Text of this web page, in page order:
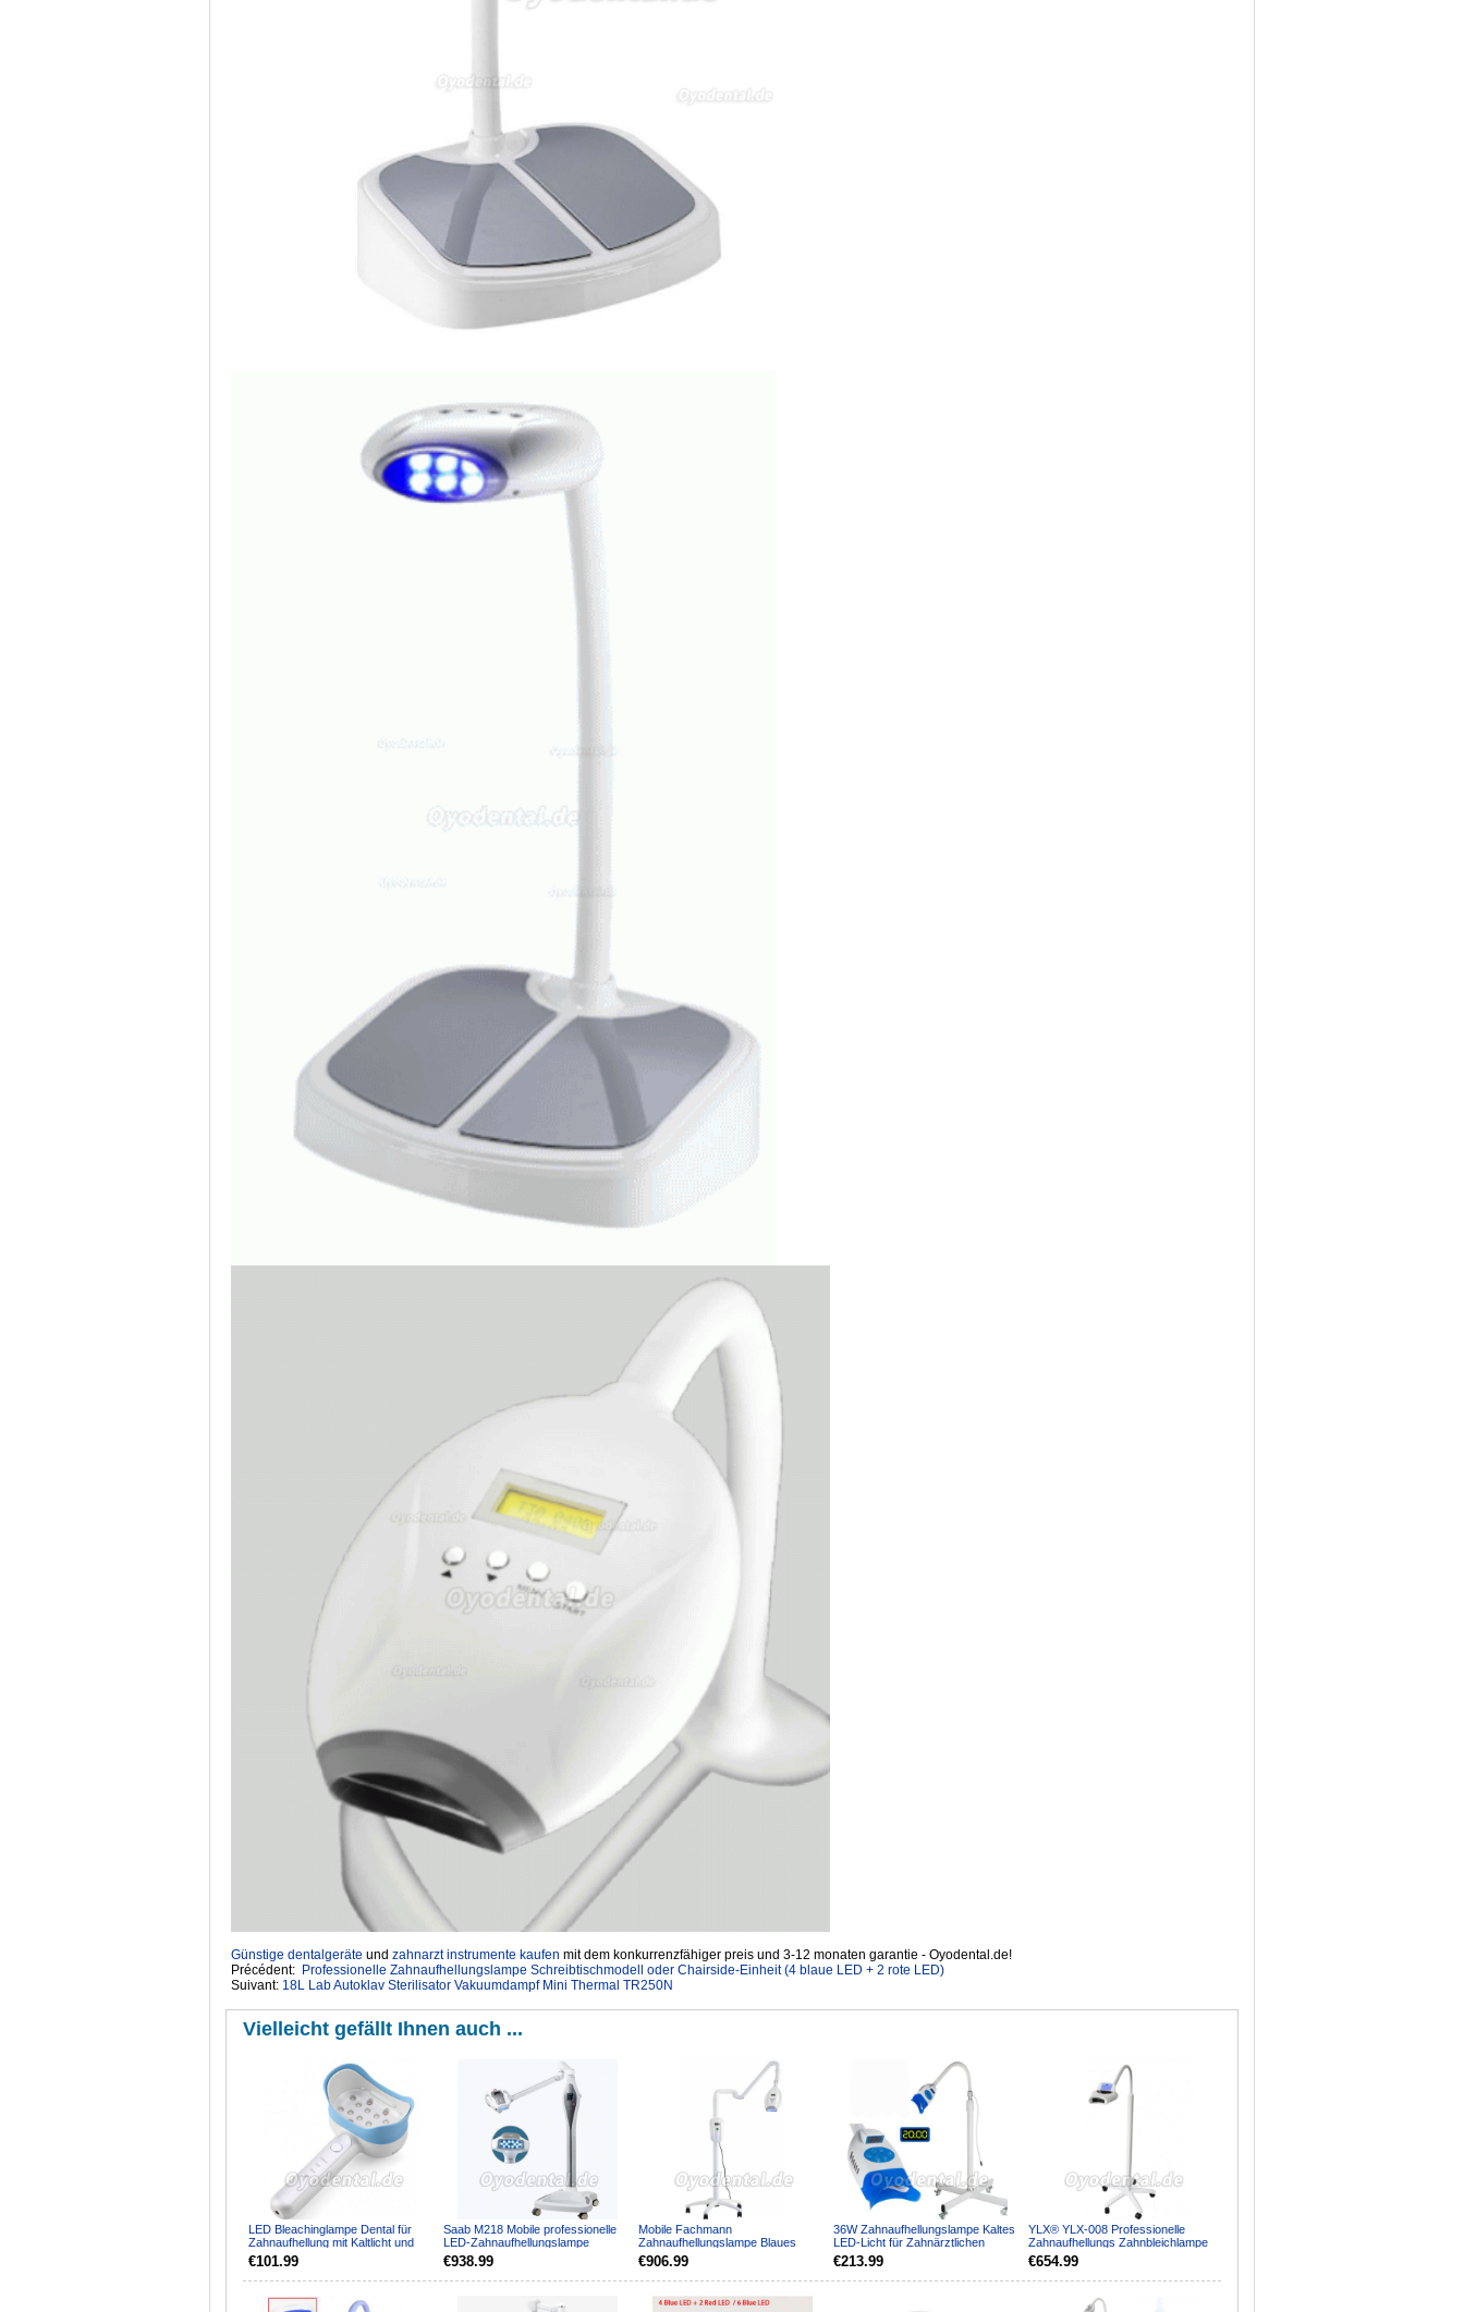
Günstige dentalgeräte ‎ und zahnarzt instrumente kaufen mit dem konkurrenzfähiger preis und 3-12 monaten garantie - Oyodental.de!
Précédent: Professionelle Zahnaufhellungslampe Schreibtischmodell oder Chairside-Einheit (4 blaue LED + 2 rote LED)
Suivant: 18L Lab Autoklav Sterilisator Vakuumdampf Mini Thermal TR250N
Vielleicht gefällt Ihnen auch ...
LED Bleachinglampe Dental für
Zahnaufhellung mit Kaltlicht und
Mehrfarbenlicht
€101.99
Saab M218 Mobile professionelle
LED-Zahnaufhellungslampe
Aufhellungsmaschine
€938.99
Mobile Fachmann
Zahnaufhellungslampe Blaues
Kaltes Licht KC-768
€906.99
36W Zahnaufhellungslampe Kaltes
LED-Licht für Zahnärztlichen
Schönheitssalon
€213.99
YLX® YLX-008 Professionelle
Zahnaufhellungs Zahnbleichlampe
€654.99